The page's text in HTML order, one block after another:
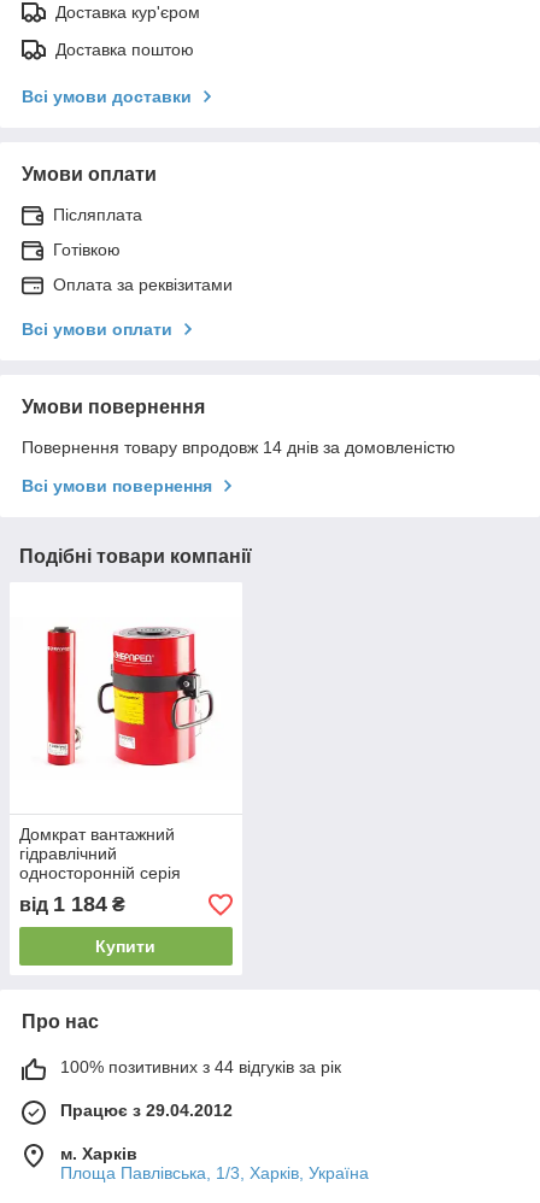
Доставка кур'єром
Доставка поштою
Всі умови доставки
Умови оплати
Післяплата
Готівкою
Оплата за реквізитами
Всі умови оплати
Умови повернення
Повернення товару впродовж 14 днів за домовленістю
Всі умови повернення
Подібні товари компанії
Домкрат вантажний
гідравлічний
односторонній серія
ДГ...П...
від 1 184 ₴
Купити
Про нас
100% позитивних з 44 відгуків за рік
Працює з 29.04.2012
м. Харків
Площа Павлівська, 1/3, Харків, Україна